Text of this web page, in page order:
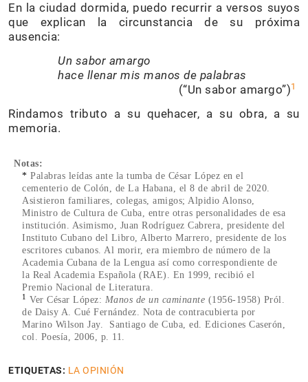
En la ciudad dormida, puedo recurrir a versos suyos
que explican la circunstancia de su próxima
ausencia:
Un sabor amargo
hace llenar mis manos de palabras
(“Un sabor amargo”)1
Rindamos tributo a su quehacer, a su obra, a su
memoria.
Notas:
* Palabras leídas ante la tumba de César López en el
cementerio de Colón, de La Habana, el 8 de abril de 2020.
Asistieron familiares, colegas, amigos; Alpidio Alonso,
Ministro de Cultura de Cuba, entre otras personalidades de esa
institución. Asimismo, Juan Rodríguez Cabrera, presidente del
Instituto Cubano del Libro, Alberto Marrero, presidente de los
escritores cubanos. Al morir, era miembro de número de la
Academia Cubana de la Lengua así como correspondiente de
la Real Academia Española (RAE). En 1999, recibió el
Premio Nacional de Literatura.
1 Ver César López: Manos de un caminante (1956-1958) Pról.
de Daisy A. Cué Fernández. Nota de contracubierta por
Marino Wilson Jay. Santiago de Cuba, ed. Ediciones Caserón,
col. Poesía, 2006, p. 11.
ETIQUETAS: LA OPINIÓN